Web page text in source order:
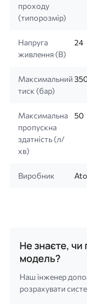
проходу
(типорозмір)
Напруга
живлення (B)
24
Максимальний
тиск (бар)
Максимальна
пропускна
здатність (л/
хв)
50
Виробник
Не знаєте, чи
модель?
Наш інженер
розрахувати